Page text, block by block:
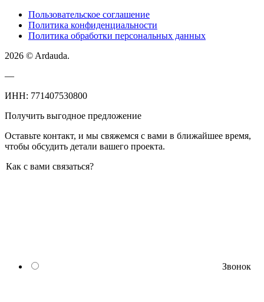
Пользовательское соглашение
Политика конфиденциальности
Политика обработки персональных данных
2026 © Ardauda.
—
ИНН: 771407530800
Получить выгодное предложение
Оставьте контакт, и мы свяжемся с вами в ближайшее время,
чтобы обсудить детали вашего проекта.
Как с вами связаться?
Звонок